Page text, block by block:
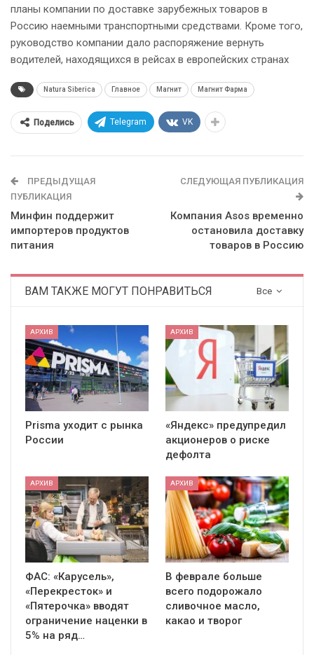
планы компании по доставке зарубежных товаров в
Россию наемными транспортными средствами. Кроме того,
руководство компании дало распоряжение вернуть
водителей, находящихся в рейсах в европейских странах
Natura Siberica Главное Магнит Магнит Фарма
Поделись Telegram VK
ПРЕДЫДУЩАЯ
ПУБЛИКАЦИЯ
Минфин поддержит
импортеров продуктов
питания
СЛЕДУЮЩАЯ ПУБЛИКАЦИЯ
Компания Asos временно
остановила доставку
товаров в Россию
Все
ВАМ ТАКЖЕ МОГУТ ПОНРАВИТЬСЯ
АРХИВ
Prisma уходит с рынка
России
АРХИВ
«Яндекс» предупредил
акционеров о риске
дефолта
АРХИВ
ФАС: «Карусель»,
«Перекресток» и
«Пятерочка» вводят
ограничение наценки в
5% на ряд…
АРХИВ
В феврале больше
всего подорожало
сливочное масло,
какао и творог